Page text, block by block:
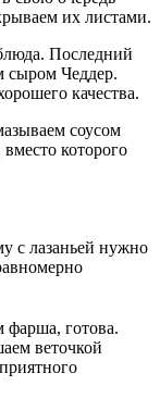
их листами.
Последний
сыром Чеддер.
качества.
соусом
которого
с лазаньей нужно
фарша, готова.
веточкой